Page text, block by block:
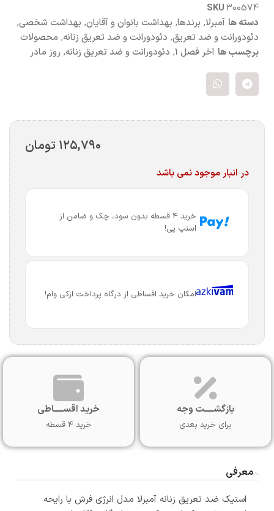
SKU300574
دسته ها آمبرلا, برندها, بهداشت بانوان و آقایان, بهداشت شخصی,
دئودورانت و ضد تعریق, دئودورانت و ضد تعریق زنانه, محصولات
برچسب ها آخر فصل 1 , دئودورانت و ضد تعریق زنانه, روز مادر
۱۲۵,۷۹۰ تومان
در انبار موجود نمی باشد
خرید 4 قسطه بدون سود، چک و ضامن از
اسنپ پی!
امکان خرید اقساطی از درگاه پرداخت ازکی وام!
بازگشـــــت وجه
برای خرید بعدی
خرید اقســـــاطی
خرید 4 قسطه
معرفی
استیک ضد تعریق زنانه آمبرلا مدل انرژی فرش با رایحه